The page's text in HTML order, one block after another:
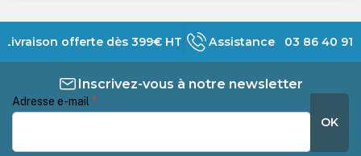
Livraison offerte dès 399€ HT Assistance 03 86 40 91
Inscrivez-vous à notre newsletter
Adresse e-mail *
OK